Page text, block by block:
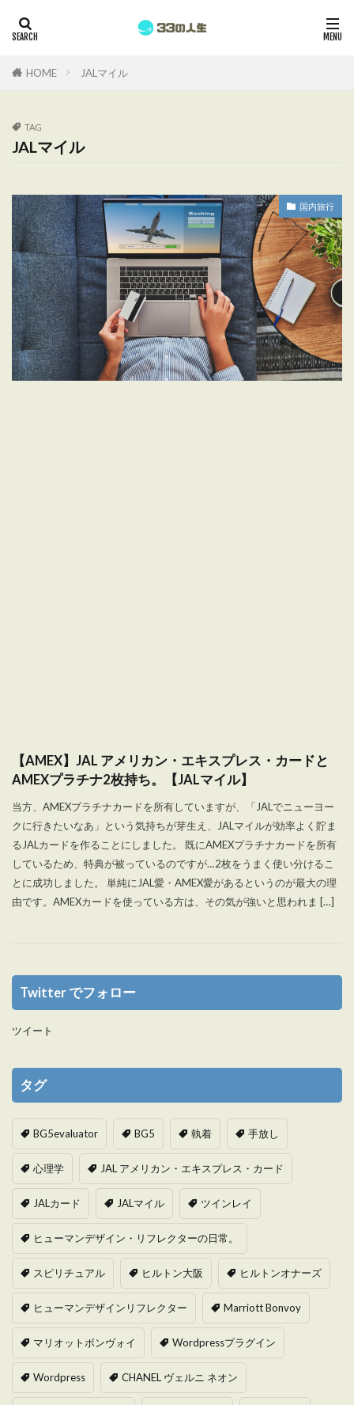
HOME JALマイル
TAG
JALマイル
国内旅行
【AMEX】JAL アメリカン・エキスプレス・カードと
AMEXプラチナ2枚持ち。【JALマイル】
当方、AMEXプラチナカードを所有していますが、「JALでニューヨー
クに行きたいなあ」という気持ちが芽生え、JALマイルが効率よく貯ま
るJALカードを作ることにしました。 既にAMEXプラチナカードを所有
しているため、特典が被っているのですが…2枚をうまく使い分けるこ
とに成功しました。 単純にJAL愛・AMEX愛があるというのが最大の理
由です。AMEXカードを使っている方は、その気が強いと思われま […]
Twitter でフォロー
ツイート
タグ
BG5evaluator BG5 執着 手放し
心理学 JAL アメリカン・エキスプレス・カード
JALカード JALマイル ツインレイ
ヒューマンデザイン・リフレクターの日常。
スピリチュアル ヒルトン大阪 ヒルトンオナーズ
ヒューマンデザインリフレクター Marriott Bonvoy
マリオットボンヴォイ Wordpressプラグイン
Wordpress CHANEL ヴェルニ ネオン